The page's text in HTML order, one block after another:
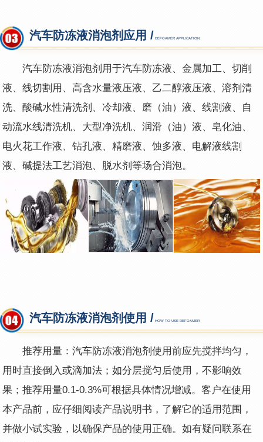
汽车防冻液消泡剂应用 / DEFOAMER APPLICATION
汽车防冻液消泡剂用于汽车防冻液、金属加工、切削
液、线切割用、高含水量液压液、乙二醇液压液、溶剂清
洗、酸碱水性清洗剂、冷却液、磨（油）液、线割液、自
动流水线清洗机、大型净洗机、润滑（油）液、皂化油、
电火花工作液、钻孔液、精磨液、蚀多液、电解液线割
液、碱提法工艺消泡、脱水剂等场合消泡。
汽车防冻液消泡剂使用 / HOW TO USE DEFOAMER
推荐用量：汽车防冻液消泡剂使用前应先搅拌均匀，
用时直接倒入或滴加法；如分层搅匀后使用，不影响效
果；推荐用量0.1-0.3%可根据具体情况增减。客户在使用
本产品前，应仔细阅读产品说明书，了解它的适用范围，
并做小试实验，以确保产品的使用正确。如有疑问联系在